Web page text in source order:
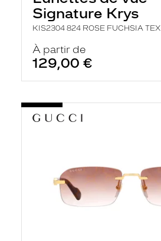
Signature Krys
KIS2304 824 ROSE FUCHSIA TEX
À partir de
129,00 €